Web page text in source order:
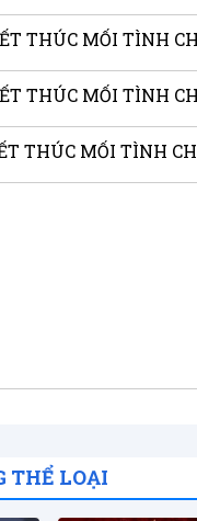
THỂ LOẠI